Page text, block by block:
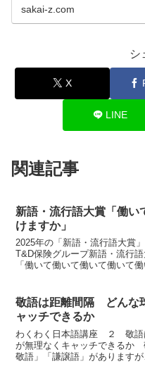
sakai-z.com
シ
X
LINE
関連記事
新語・流行語大賞「働い
けますか」
2025年の「新語・流行語大賞
T&D保険グループ新語・流行
「働いて働いて働いて働いて
敬語は距離間隔 どんな
ャッチできるか
わくわく日本語講座 ２ 敬語
が無理なくキャッチできるか
敬語」「謙譲語」があります
って、“あらたまり度”が変わ